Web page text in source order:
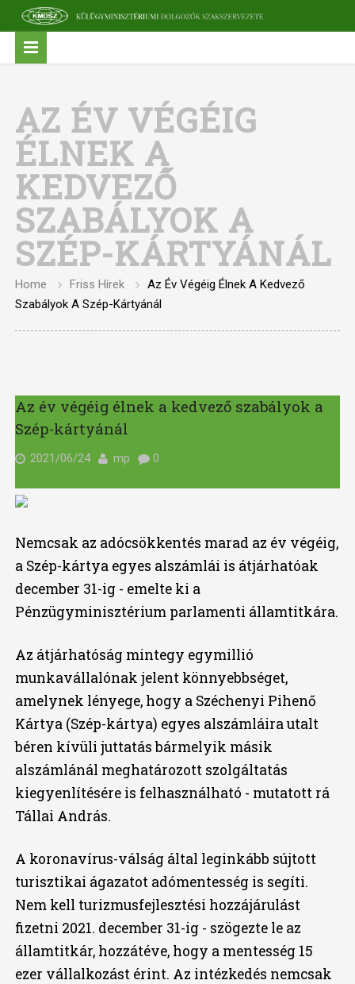
AZ ÉV VÉGÉIG
ÉLNEK A
KEDVEZŐ
SZABÁLYOK A
SZÉP-KÁRTYÁNÁL
Home Friss Hírek
Az Év Végéig Élnek A Kedvező
Szabályok A Szép-Kártyánál
Az év végéig élnek a kedvező szabályok a
Szép-kártyánál
2021/06/24 mp 0
Nemcsak az adócsökkentés marad az év végéig,
a Szép-kártya egyes alszámlái is átjárhatóak
december 31-ig - emelte ki a
Pénzügyminisztérium parlamenti államtitkára.
Az átjárhatóság mintegy egymillió
munkavállalónak jelent könnyebbséget,
amelynek lényege, hogy a Széchenyi Pihenő
Kártya (Szép-kártya) egyes alszámláira utalt
béren kívüli juttatás bármelyik másik
alszámlánál meghatározott szolgáltatás
kiegyenlítésére is felhasználható - mutatott rá
Tállai András.
A koronavírus-válság által leginkább sújtott
turisztikai ágazatot adómentesség is segíti.
Nem kell turizmusfejlesztési hozzájárulást
fizetni 2021. december 31-ig - szögezte le az
államtitkár, hozzátéve, hogy a mentesség 15
ezer vállalkozást érint. Az intézkedés nemcsak